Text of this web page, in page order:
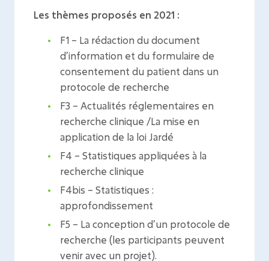
Les thèmes proposés en 2021 :
F1 – La rédaction du document
d’information et du formulaire de
consentement du patient dans un
protocole de recherche
F3 – Actualités réglementaires en
recherche clinique /La mise en
application de la loi Jardé
F4 – Statistiques appliquées à la
recherche clinique
F4bis – Statistiques :
approfondissement
F5 – La conception d’un protocole de
recherche (les participants peuvent
venir avec un projet).